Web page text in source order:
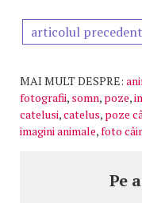
articolul precedent
MAI MULT DESPRE:
fotografii, somn, poze,
catelusi,catelus, poze
imagini animale,foto
Pe